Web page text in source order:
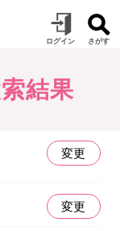
結果
変更
変更